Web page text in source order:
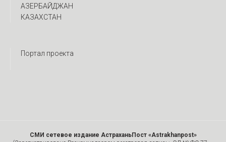
АЗЕРБАЙДЖАН
КАЗАХСТАН
Портал проекта
СМИ сетевое издание АстраханьПост «Astrakhanpost»